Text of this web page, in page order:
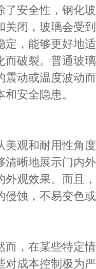
了安全性，钢化
关闭，玻璃会受
定，能够更好地
而破裂。普通玻
震动或温度波动
和安全隐患。
美观和耐用性角
清晰地展示门内
外观效果。而且
侵蚀，不易变色
而，在某些特定
对成本控制极为